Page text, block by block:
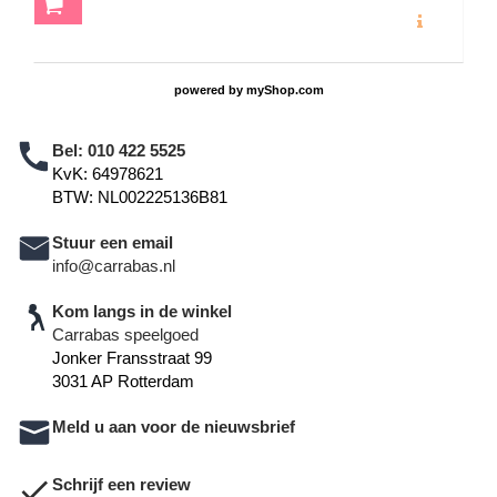
powered by myShop.com
Bel: 010 422 5525
KvK: 64978621
BTW: NL002225136B81
Stuur een email
info@carrabas.nl
Kom langs in de winkel
Carrabas speelgoed
Jonker Fransstraat 99
3031 AP Rotterdam
Meld u aan voor de nieuwsbrief
Schrijf een review